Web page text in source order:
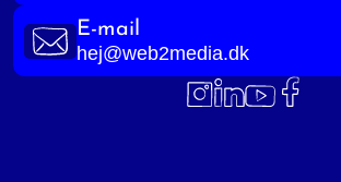
E-mail
hej@web2media.dk